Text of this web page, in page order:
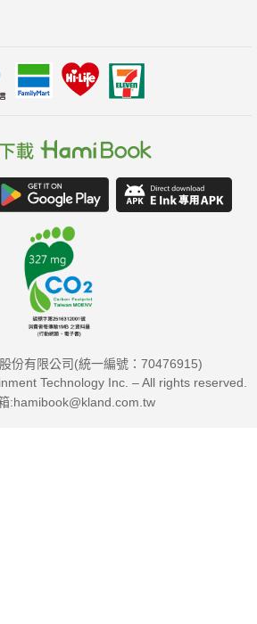
份有限公司(統一編號：70476915)
Technology Inc. – All rights reserved.
:hamibook@kland.com.tw